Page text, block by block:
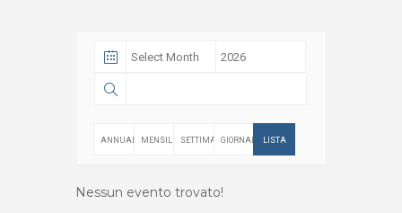
ANNUALE MENSILE SETTIMANALEGIORNALIEROLISTA
Nessun evento trovato!